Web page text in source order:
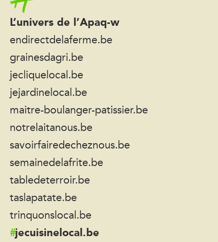
L’univers de l’Apaq-w
endirectdelaferme.be
grainesdagri.be
jecliquelocal.be
jejardinelocal.be
maitre-boulanger-patissier.be
notrelaitanous.be
savoirfairedecheznous.be
semainedelafrite.be
tabledeterroir.be
taslapatate.be
trinquonslocal.be
jecuisinelocal.be